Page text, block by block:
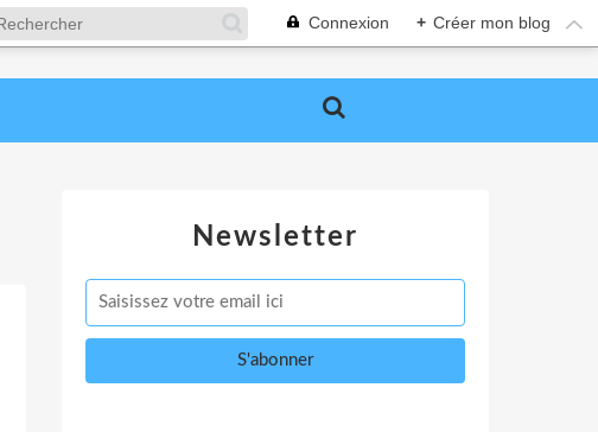
Connexion + Créer mon blog
Newsletter